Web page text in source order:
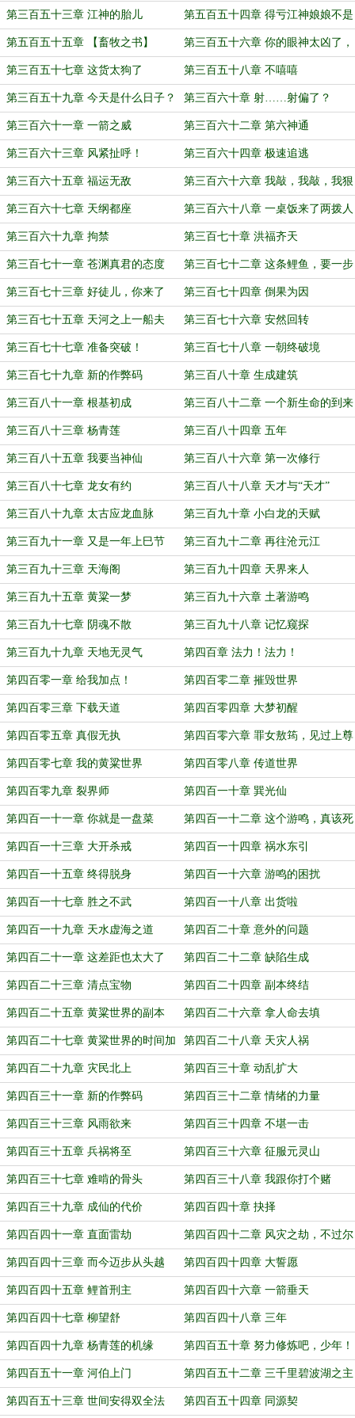
生
第三百五十三章 江神的胎儿 第五百五十四章 得亏江神娘娘不是
人
第五百五十五章 【畜牧之书】
的“副作用”
第三百五十六章 你的眼神太凶了，
我要被吓死了
第三百五十七章 这货太狗了 第三百五十八章 不嘻嘻
第三百五十九章 今天是什么日子？ 第三百六十章 射……射偏了？
第三百六十一章 一箭之威 第三百六十二章 第六神通
第三百六十三章 风紧扯呼！ 第三百六十四章 极速追逃
第三百六十五章 福运无敌 第三百六十六章 我敲，我敲，我狠
狠敲
第三百六十七章 天纲都座 第三百六十八章 一桌饭来了两拨人
第三百六十九章 拘禁 第三百七十章 洪福齐天
第三百七十一章 苍渊真君的态度 第三百七十二章 这条鲤鱼，要一步
化龙了
第三百七十三章 好徒儿，你来了 第三百七十四章 倒果为因
第三百七十五章 天河之上一船夫 第三百七十六章 安然回转
第三百七十七章 准备突破！ 第三百七十八章 一朝终破境
第三百七十九章 新的作弊码 第三百八十章 生成建筑
第三百八十一章 根基初成 第三百八十二章 一个新生命的到来
第三百八十三章 杨青莲 第三百八十四章 五年
第三百八十五章 我要当神仙 第三百八十六章 第一次修行
第三百八十七章 龙女有约 第三百八十八章 天才与“天才”
第三百八十九章 太古应龙血脉 第三百九十章 小白龙的天赋
第三百九十一章 又是一年上巳节 第三百九十二章 再往沧元江
第三百九十三章 天海阁 第三百九十四章 天界来人
第三百九十五章 黄粱一梦 第三百九十六章 土著游鸣
第三百九十七章 阴魂不散 第三百九十八章 记忆窥探
第三百九十九章 天地无灵气 第四百章 法力！法力！
第四百零一章 给我加点！ 第四百零二章 摧毁世界
第四百零三章 下载天道 第四百零四章 大梦初醒
第四百零五章 真假无执 第四百零六章 罪女敖筠，见过上尊
第四百零七章 我的黄粱世界 第四百零八章 传道世界
第四百零九章 裂界师 第四百一十章 巽光仙
第四百一十一章 你就是一盘菜 第四百一十二章 这个游鸣，真该死
啊！
第四百一十三章 大开杀戒 第四百一十四章 祸水东引
第四百一十五章 终得脱身 第四百一十六章 游鸣的困扰
第四百一十七章 胜之不武 第四百一十八章 出货啦
第四百一十九章 天水虚海之道 第四百二十章 意外的问题
第四百二十一章 这差距也太大了 第四百二十二章 缺陷生成
第四百二十三章 清点宝物 第四百二十四章 副本终结
第四百二十五章 黄粱世界的副本 第四百二十六章 拿人命去填
第四百二十七章 黄粱世界的时间加
速
第四百二十八章 天灾人祸
第四百二十九章 灾民北上 第四百三十章 动乱扩大
第四百三十一章 新的作弊码 第四百三十二章 情绪的力量
第四百三十三章 风雨欲来 第四百三十四章 不堪一击
第四百三十五章 兵祸将至 第四百三十六章 征服元灵山
第四百三十七章 难啃的骨头 第四百三十八章 我跟你打个赌
第四百三十九章 成仙的代价 第四百四十章 抉择
第四百四十一章 直面雷劫 第四百四十二章 风灾之劫，不过尔
尔
第四百四十三章 而今迈步从头越 第四百四十四章 大誓愿
第四百四十五章 鲤首刑主 第四百四十六章 一箭垂天
第四百四十七章 柳望舒 第四百四十八章 三年
第四百四十九章 杨青莲的机缘 第四百五十章 努力修炼吧，少年！
第四百五十一章 河伯上门 第四百五十二章 三千里碧波湖之主
第四百五十三章 世间安得双全法 第四百五十四章 同源契